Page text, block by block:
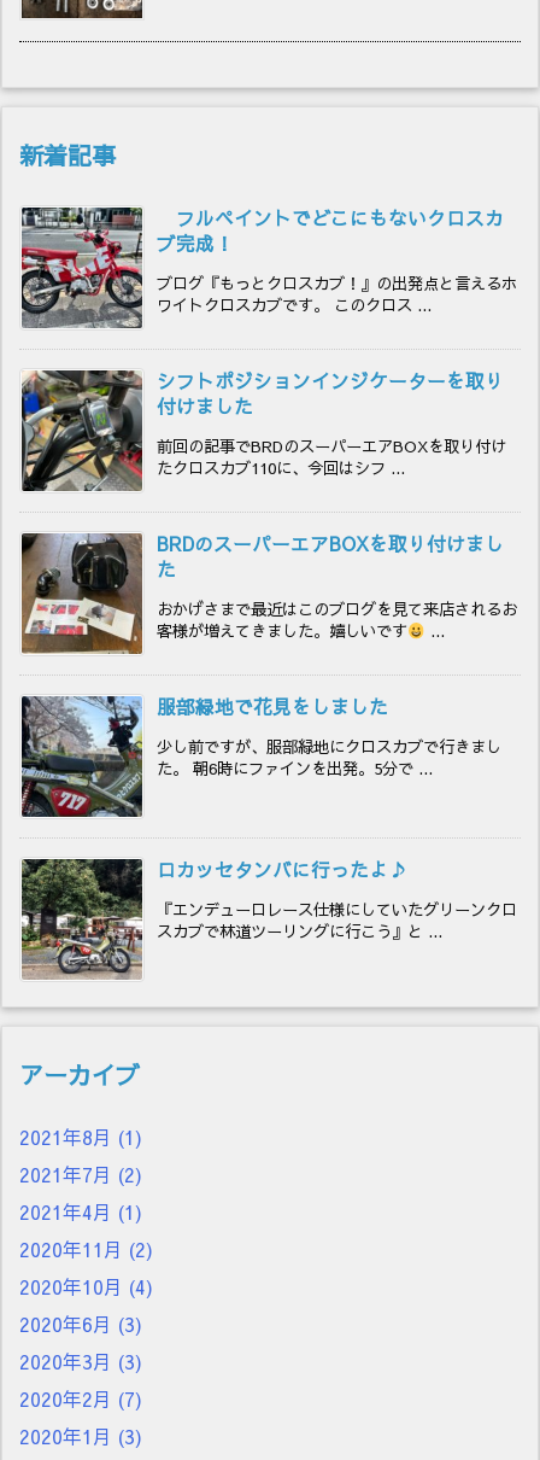
新着記事
フルペイントでどこにもないクロスカ
ブ完成！
ブログ『もっとクロスカブ！』の出発点と言えるホ
ワイトクロスカブです。 このクロス ...
シフトポジションインジケーターを取り
付けました
前回の記事でBRDのスーパーエアBOXを取り付け
たクロスカブ110に、今回はシフ ...
BRDのスーパーエアBOXを取り付けまし
た
おかげさまで最近はこのブログを見て来店されるお
客様が増えてきました。嬉しいです
...
服部緑地で花見をしました
少し前ですが、服部緑地にクロスカブで行きまし
た。 朝6時にファインを出発。5分で ...
ロカッセタンバに行ったよ♪
『エンデューロレース仕様にしていたグリーンクロ
スカブで林道ツーリングに行こう』と ...
アーカイブ
2021年8月 (1)
2021年7月 (2)
2021年4月 (1)
2020年11月 (2)
2020年10月 (4)
2020年6月 (3)
2020年3月 (3)
2020年2月 (7)
2020年1月 (3)